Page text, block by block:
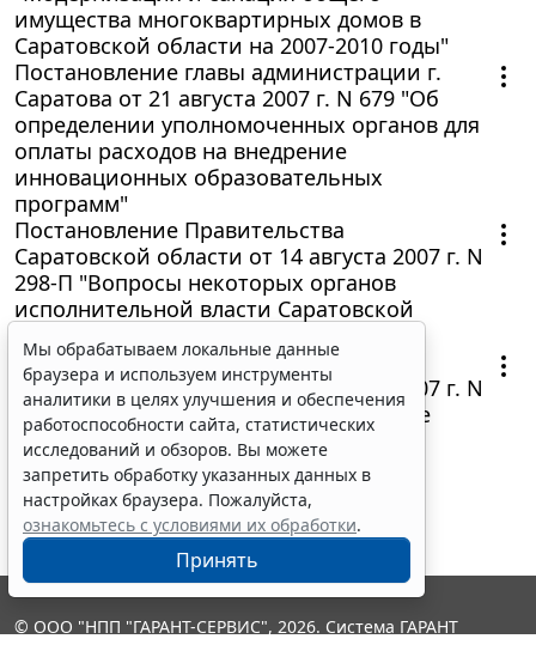
имущества многоквартирных домов в
Саратовской области на 2007-2010 годы"
Постановление главы администрации г.
Саратова от 21 августа 2007 г. N 679 "Об
определении уполномоченных органов для
оплаты расходов на внедрение
инновационных образовательных
программ"
Постановление Правительства
Саратовской области от 14 августа 2007 г. N
298-П "Вопросы некоторых органов
исполнительной власти Саратовской
Постановление Правительства
Саратовской области от 20 августа 2007 г. N
302-П "О создании комитета по охране
культурного наследия Саратовской
области"
Мы обрабатываем локальные данные
браузера и используем инструменты
аналитики в целях улучшения и обеспечения
работоспособности сайта, статистических
исследований и обзоров. Вы можете
запретить обработку указанных данных в
настройках браузера. Пожалуйста,
ознакомьтесь с условиями их обработки.
Принять
© ООО "НПП "ГАРАНТ-СЕРВИС", 2026. Система ГАРАНТ